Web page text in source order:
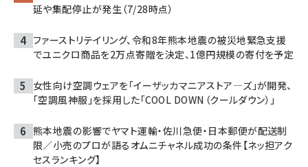
延や集配停止が発生（7/28時点）
ファーストリテイリング、令和8年熊本地震の被災地緊急支援
でユニクロ商品を2万点寄贈を決定、1億円規模の寄付を予定
女性向け空調ウェアを「イーザッカマニアストア―ズ」が開発、
「空調風神服」を採用した「COOL DOWN（クールダウン）」
熊本地震の影響でヤマト運輸・佐川急便・日本郵便が配送制
限／小売のプロが語るオムニチャネル成功の条件【ネッ担アク
セスランキング】